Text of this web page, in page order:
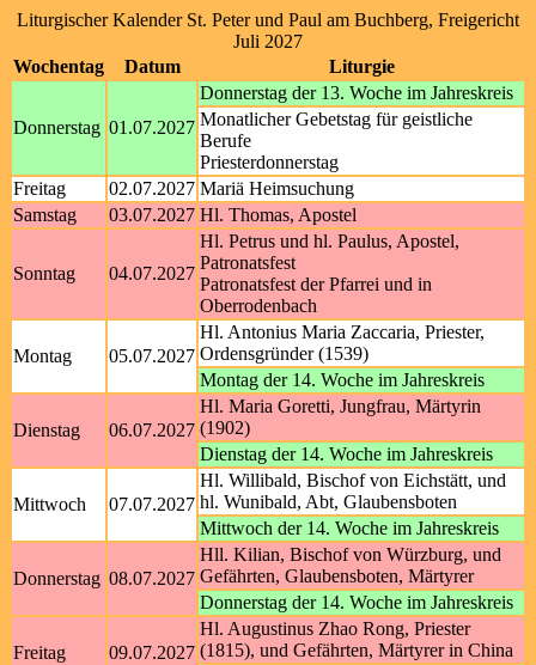
Liturgischer Kalender St. Peter und Paul am Buchberg, Freigericht
Juli 2027
Wochentag
Datum Liturgie
Donnerstag 01.07.2027
Donnerstag der 13. Woche im Jahreskreis
Monatlicher Gebetstag für geistliche
Berufe
Priesterdonnerstag
Freitag
02.07.2027 Mariä Heimsuchung
Samstag
03.07.2027 Hl. Thomas, Apostel
Sonntag 04.07.2027
Hl. Petrus und hl. Paulus, Apostel,
Patronatsfest
Patronatsfest der Pfarrei und in
Oberrodenbach
Montag 05.07.2027
Hl. Antonius Maria Zaccaria, Priester,
Ordensgründer (1539)
Montag der 14. Woche im Jahreskreis
Dienstag 06.07.2027
Hl. Maria Goretti, Jungfrau, Märtyrin
(1902)
Dienstag der 14. Woche im Jahreskreis
Mittwoch 07.07.2027
Hl. Willibald, Bischof von Eichstätt, und
hl. Wunibald, Abt, Glaubensboten
Mittwoch der 14. Woche im Jahreskreis
Donnerstag 08.07.2027
Hll. Kilian, Bischof von Würzburg, und
Gefährten, Glaubensboten, Märtyrer
Donnerstag der 14. Woche im Jahreskreis
Freitag 09.07.2027
Hl. Augustinus Zhao Rong, Priester
(1815), und Gefährten, Märtyrer in China